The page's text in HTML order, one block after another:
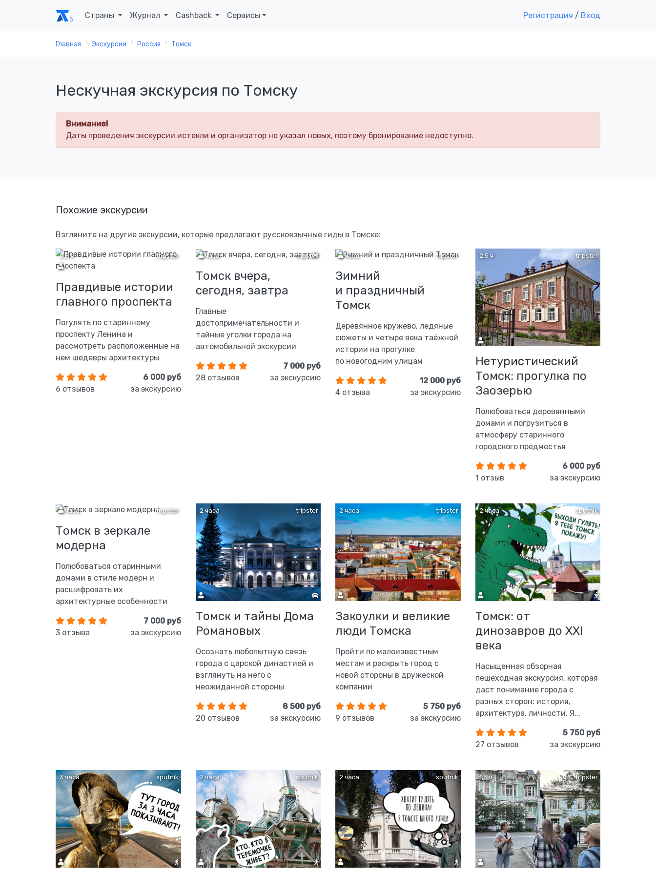
Страны Журнал Cashback Сервисы Регистрация / Вход
Главная Экскурсии Россия Томск
Нескучная экскурсия по Томску
Внимание!
Даты проведения экскурсии истекли и организатор не указал новых, поэтому бронирование недоступно.
Похожие экскурсии
Взгляните на другие экскурсии, которые предлагают русскоязычные гиды в Томске:
tripster
2,5 ч
Правдивые истории
главного проспекта
Погулять по старинному
проспекту Ленина и
рассмотреть расположенные на
нем шедевры архитектуры
6 отзывов
6 000 руб
за экскурсию
tripster
2 часа
Томск вчера,
сегодня, завтра
Главные
достопримечательности и
тайные уголки города на
автомобильной экскурсии
28 отзывов
7 000 руб
за экскурсию
tripster
3 часа
Зимний
и праздничный
Томск
Деревянное кружево, ледяные
сюжеты и четыре века таёжной
истории на прогулке
по новогодним улицам
4 отзыва
12 000 руб
за экскурсию
tripster
2,5 ч
Нетуристический
Томск: прогулка по
Заозерью
Полюбоваться деревянными
домами и погрузиться в
атмосферу старинного
городского предместья
1 отзыв
6 000 руб
за экскурсию
tripster
3 часа
Томск в зеркале
модерна
Полюбоваться старинными
домами в стиле модерн и
расшифровать их
архитектурные особенности
3 отзыва
7 000 руб
за экскурсию
tripster
2 часа
Томск и тайны Дома
Романовых
Осознать любопытную связь
города с царской династией и
взглянуть на него с
неожиданной стороны
20 отзывов
8 500 руб
за экскурсию
tripster
2 часа
Закоулки и великие
люди Томска
Пройти по малоизвестным
местам и раскрыть город с
новой стороны в дружеской
компании
9 отзывов
5 750 руб
за экскурсию
sputnik
2 часа
Томск: от
динозавров до XXI
века
Насыщенная обзорная
пешеходная экскурсия, которая
даст понимание города с
разных сторон: история,
архитектура, личности. Я...
27 отзывов
5 750 руб
за экскурсию
sputnik
3 часа sputnik
2 часа sputnik
2 часа tripster
1,5 ч